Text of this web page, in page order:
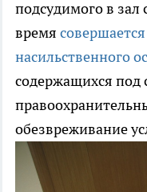
подсудимого в зал
время
насильственного
содержащихся под
обезвреживание